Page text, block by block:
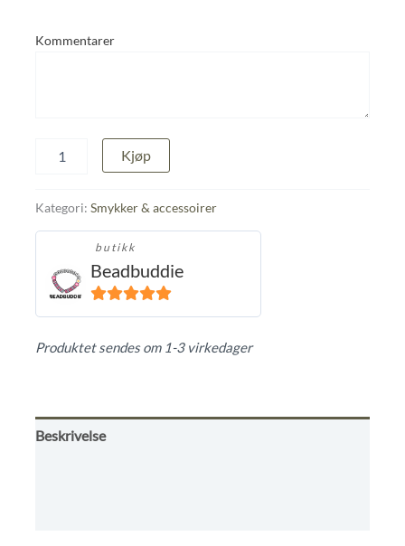
Kommentarer
armbånd
farger
hjerter
antall
Kjøp
Kategori: Smykker & accessoirer
butikk
Beadbuddie
5ut av 5
Produktet sendes om 1-3 virkedager
Beskrivelse